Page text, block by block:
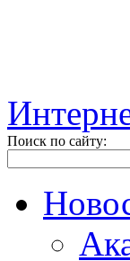
Поиск по сайту: